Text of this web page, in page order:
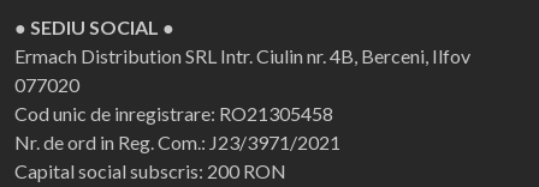
● SEDIU SOCIAL ●
Ermach Distribution SRL Intr. Ciulin nr. 4B, Berceni, Ilfov
077020
Cod unic de inregistrare: RO21305458
Nr. de ord in Reg. Com.: J23/3971/2021
Capital social subscris: 200 RON